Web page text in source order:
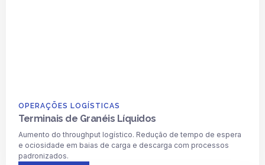
OPERAÇÕES LOGÍSTICAS
Terminais de Granéis Líquidos
Aumento do throughput logístico. Redução de tempo de espera
e ociosidade em baias de carga e descarga com processos
padronizados.